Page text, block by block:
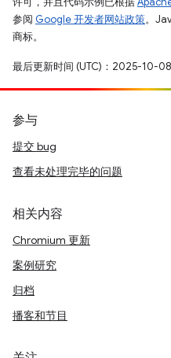
参阅 Google 开发者网站政策。
商标。
最后更新时间 (UTC)：2025-10-08
参与
提交 bug
查看未处理完毕的问题
相关内容
Chromium 更新
案例研究
归档
播客和节目